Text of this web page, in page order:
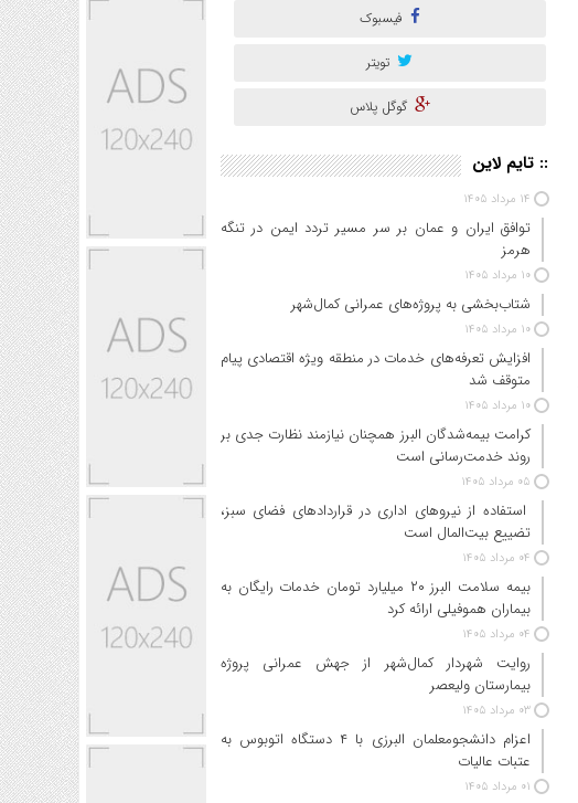
فیسبوک
تویتر
گوگل پلاس
:: تایم لاین
۱۴ مرداد ۱۴۰۵
توافق ایران و عمان بر سر مسیر تردد ایمن در تنگه
هرمز
۱۰ مرداد ۱۴۰۵
شتاب‌بخشی به پروژه‌های عمرانی کمال‌شهر
۱۰ مرداد ۱۴۰۵
افزایش تعرفه‌های خدمات در منطقه ویژه اقتصادی پیام
متوقف شد
۱۰ مرداد ۱۴۰۵
کرامت بیمه‌شدگان البرز همچنان نیازمند نظارت جدی بر
روند خدمت‌رسانی است
۰۵ مرداد ۱۴۰۵
استفاده از نیروهای اداری در قراردادهای فضای سبز،
تضییع بیت‌المال است
۰۴ مرداد ۱۴۰۵
بیمه سلامت البرز ۲۰ میلیارد تومان خدمات رایگان به
بیماران هموفیلی ارائه کرد
۰۴ مرداد ۱۴۰۵
روایت شهردار کمال‌شهر از جهش عمرانی پروژه
بیمارستان ولیعصر
۰۳ مرداد ۱۴۰۵
اعزام دانشجو‌معلمان البرزی با ۴ دستگاه اتوبوس به
عتبات عالیات
۰۱ مرداد ۱۴۰۵